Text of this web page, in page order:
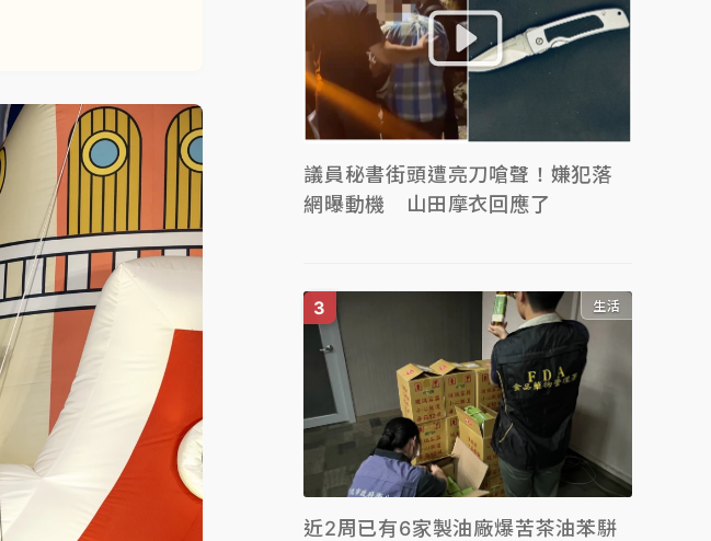
議員秘書街頭遭亮刀嗆聲！嫌犯落
網曝動機 山田摩衣回應了
生活
近2周已有6家製油廠爆苦茶油苯駢